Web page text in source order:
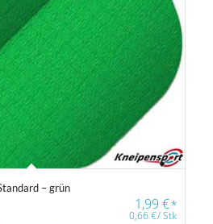
– grün
1,99€*
0,66€/Stk